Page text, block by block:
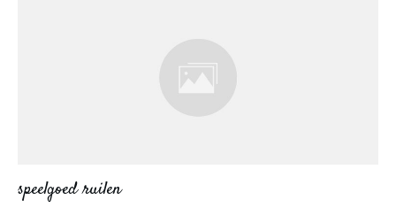
speelgoed ruilen